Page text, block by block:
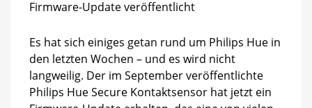
Firmware-Update veröffentlicht
Es hat sich einiges getan rund um Philips Hue in
den letzten Wochen – und es wird nicht
langweilig. Der im September veröffentlichte
Philips Hue Secure Kontaktsensor hat jetzt ein